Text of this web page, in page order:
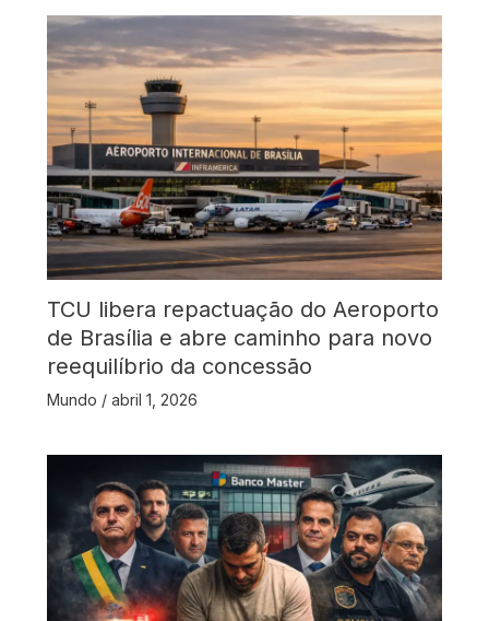
TCU libera repactuação do Aeroporto
de Brasília e abre caminho para novo
reequilíbrio da concessão
Mundo / abril 1, 2026